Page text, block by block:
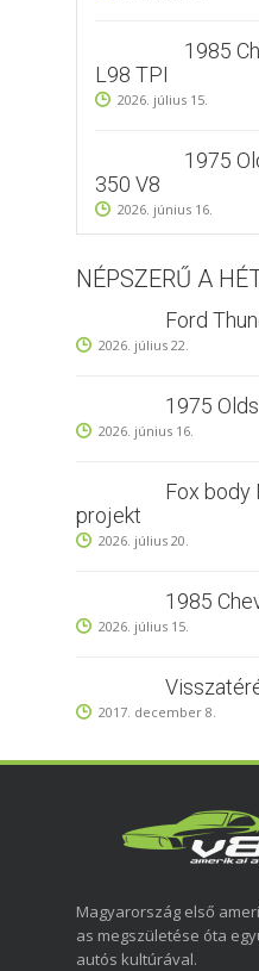
1985
L98 TPI
2026. július 15.
1975
350 V8
2026. június 16.
NÉPSZERŰ A
Ford
2026. július 22.
1975
2026. június 16.
Fox body
projekt
2026. július 20.
1985
2026. július 15.
2017. december 8.
Magyarország első
as megszületése óta
autós kultúrával.